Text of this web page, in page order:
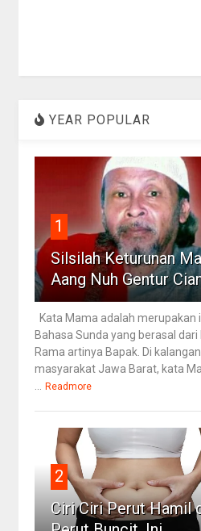
YEAR POPULAR
1
Silsilah Keturunan
Aang Nuh Gentur
Kata Mama adalah merupakan
Bahasa Sunda yang berasal dari
Rama artinya Bapak. Di kalangan
masyarakat Jawa Barat, kata
... Readmore
2
Ciri Ciri Perut Hamil